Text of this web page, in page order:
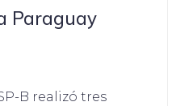
Paraguay
B realizó tres